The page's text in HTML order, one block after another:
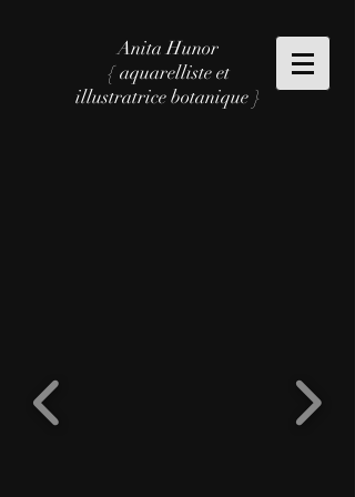
Anita Hunor
{ aquarelliste et
illustratrice botanique }